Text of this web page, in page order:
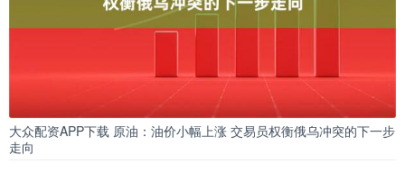
大众配资APP下载 原油：油价小幅上涨 交易员权衡俄乌冲突的下一步
走向